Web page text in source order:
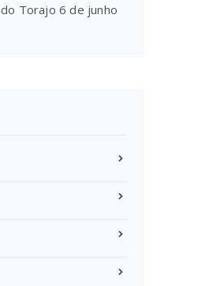
Torajo 6 de junho